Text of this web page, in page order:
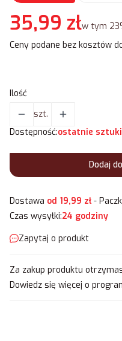
Cena
35,99 złw tym
w tym
Ceny podane bez kosztów
Ilość
szt.
Dostępność:ostatnie sztuki
Dodaj
Dostawa od 19,99 zł-
Czas wysyłki:24 godziny
Zapytaj o produkt
Za zakup produktu
Dowiedz się więcej o